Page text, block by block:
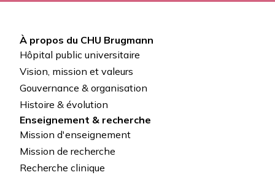
Pied
de
page
À propos du CHU Brugmann
Hôpital public universitaire
Vision, mission et valeurs
Gouvernance & organisation
Histoire & évolution
Enseignement & recherche
Mission d'enseignement
Mission de recherche
Recherche clinique